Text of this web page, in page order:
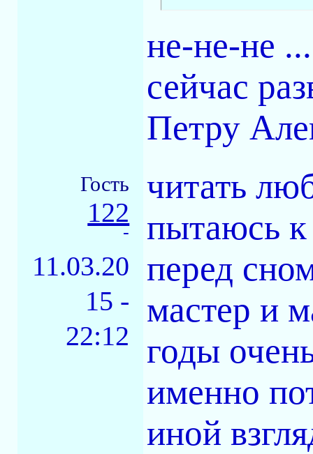
не-не-не
сейчас
Петру
Гость
122
-
11.03.20
15 -
22:12
читать
пытаюсь
перед
мастер и
годы
именно
иной